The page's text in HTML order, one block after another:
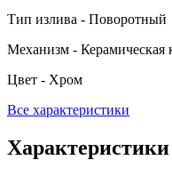
Тип излива - Поворотный
Механизм - Керамическая
Цвет - Хром
Все характеристики
Характеристики